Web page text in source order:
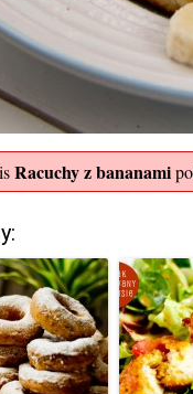
Racuchy z bananami